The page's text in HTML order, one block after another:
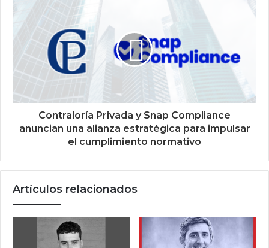
Contraloría Privada y Snap Compliance
anuncian una alianza estratégica para impulsar
el cumplimiento normativo
Artículos relacionados